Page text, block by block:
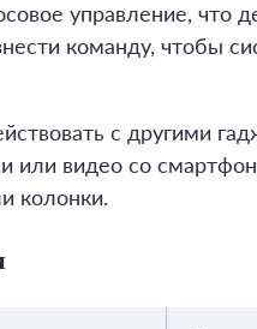
управление, что
команду, чтобы
с другими
или видео со
колонки.